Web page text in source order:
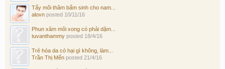
Tẩy môi thâm bẩm sinh cho nam...
alovn posted 10/11/16
Phun xăm môi xong có phải dặm...
tuvanthammy posted 18/4/16
Trẻ hóa da có hại gì không, làm...
Trần Thị Mến posted 21/4/16